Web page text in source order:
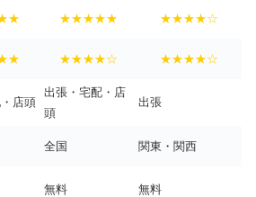
★★★★★ ★★★★☆
★★★★☆ ★★★★☆
店頭
出張・宅配・店
頭
出張
全国 関東・関西
無料 無料